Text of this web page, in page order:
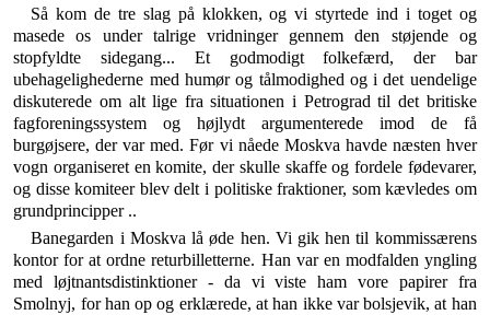
Så kom de tre slag på klokken, og vi styrtede ind i toget og
masede os under talrige vridninger gennem den støjende og
stopfyldte sidegang... Et godmodigt folke­færd, der bar
ubehagelighederne med humør og tålmo­dighed og i det uendelige
diskuterede om alt lige fra si­tuationen i Petrograd til det britiske
fagforeningssystem og højlydt argumenterede imod de få
burgøjsere, der var med. Før vi nåede Moskva havde næsten hver
vogn organiseret en komite, der skulle skaffe og fordele føde­varer,
og disse komiteer blev delt i politiske fraktioner, som kævledes om
grundprincipper ..
Banegarden i Moskva lå øde hen. Vi gik hen til kom­missærens
kontor for at ordne returbilletterne. Han var en modfalden yngling
med løjtnantsdistinktioner - da vi viste ham vore papirer fra
Smolnyj, for han op og er­klærede, at han ikke var bolsjevik, at han